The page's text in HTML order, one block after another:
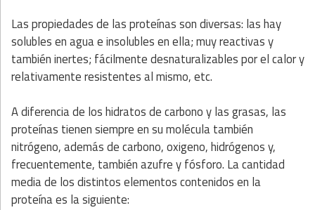
Las propiedades de las proteínas son diversas: las hay
solubles en agua e insolubles en ella; muy reactivas y
también inertes; fácilmente desnaturalizables por el calor y
relativamente resistentes al mismo, etc.
A diferencia de los hidratos de carbono y las grasas, las
proteínas tienen siempre en su molécula también
nitrógeno, además de carbono, oxigeno, hidrógenos y,
frecuentemente, también azufre y fósforo. La cantidad
media de los distintos elementos contenidos en la
proteína es la siguiente: